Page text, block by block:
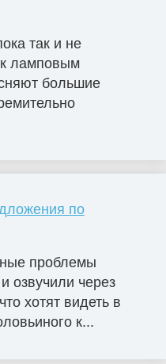
так и не
ламповым
большие
по
проблемы
озвучили через
хотят видеть в
к...